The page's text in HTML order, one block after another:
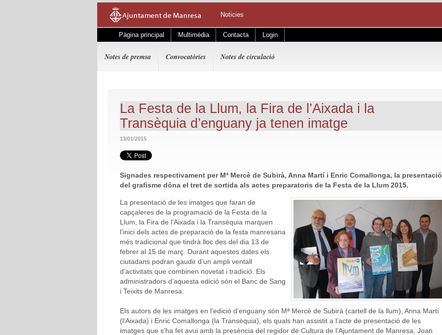
Noticies
Pàgina principal Multimèdia Contacta Login
Notes de premsa Convocatòries Notes de circulació
La Festa de la Llum, la Fira de l’Aixada i la
Transèquia d’enguany ja tenen imatge
13/01/2015
Signades respectivament per Mª Mercè de Subirà, Anna Martí i Enric Comallonga, la presentació
del grafisme dóna el tret de sortida als actes preparatoris de la Festa de la Llum 2015.
La presentació de les imatges que faran de
capçaleres de la programació de la Festa de la
Llum, la Fira de l’Aixada i la Transèquia marquen
l’inici dels actes de preparació de la festa manresana
més tradicional que tindrà lloc des del dia 13 de
febrer al 15 de març. Durant aquestes dates els
ciutadans podran gaudir d’un ampli ventall
d’activitats que combinen novetat i tradició. Els
administradors d’aquesta edició són el Banc de Sang
i Teixits de Manresa.
Els autors de les imatges en l’edició d’enguany són Mª Mercè de Subirà (cartell de la llum), Anna Martí
(l’Aixada) i Enric Comallonga (la Transèquia), els quals han assistit a l’acte de presentació de les
imatges que s’ha fet avui amb la presència del regidor de Cultura de l’Ajuntament de Manresa, Joan